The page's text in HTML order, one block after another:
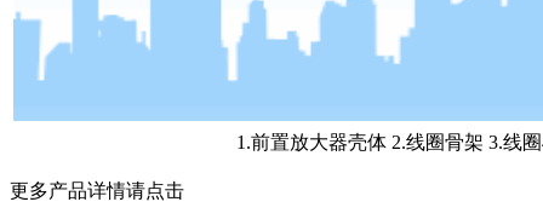
1.前置放大器壳体 2.线圈骨架 3.线
更多产品详情请点击